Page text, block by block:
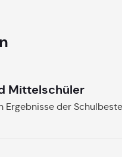
Mittelschüler
der